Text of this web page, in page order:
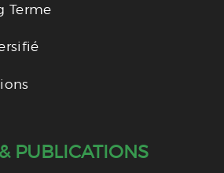
Terme
PUBLICATIONS